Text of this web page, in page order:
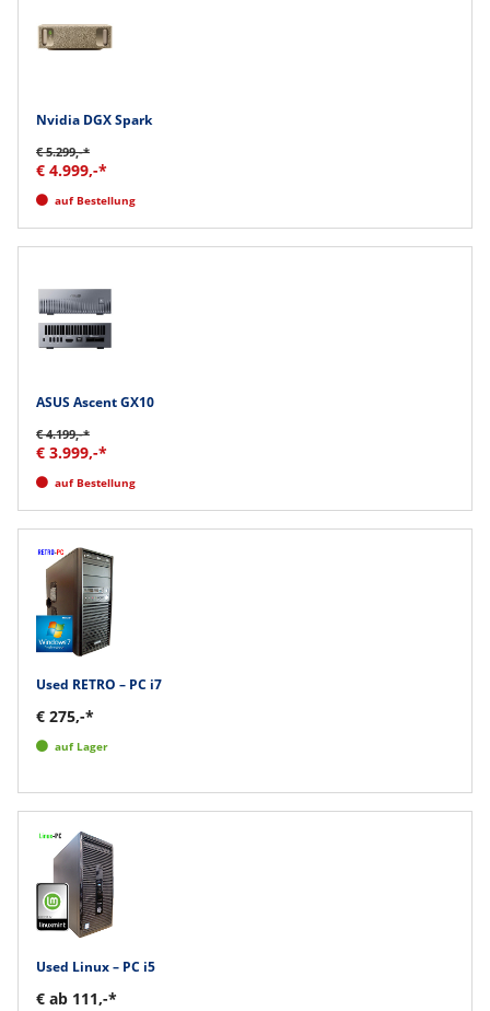
Nvidia DGX Spark
€ 5.299,-*
€ 4.999,-*
auf Bestellung
ASUS Ascent GX10
€ 4.199,-*
€ 3.999,-*
auf Bestellung
Used RETRO – PC i7
€ 275,-*
auf Lager
Used Linux – PC i5
€ ab 111,-*